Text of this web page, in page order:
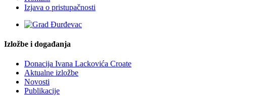
Izjava o pristupačnosti
Izložbe i događanja
Donacija Ivana Lackovića Croate
Aktualne izložbe
Novosti
Publikacije